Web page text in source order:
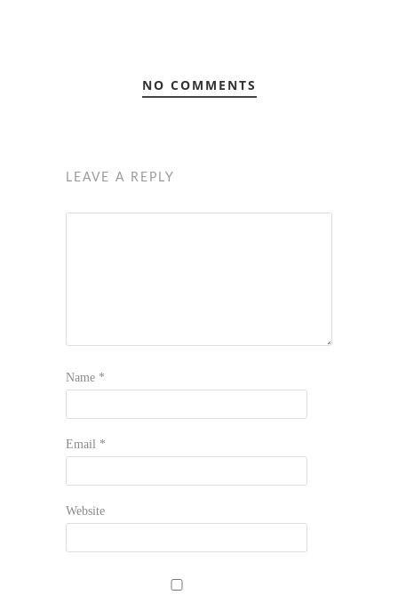
NO COMMENTS
LEAVE A REPLY
Name *
Email *
Website